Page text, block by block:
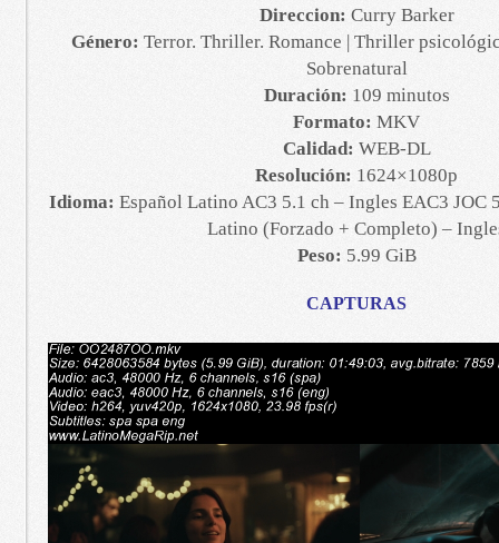
Direccion: Curry Barker
Género: Terror. Thriller. Romance | Thriller
Sobrenatural
Duración: 109 minutos
Formato: MKV
Calidad: WEB-DL
Resolución: 1624×1080p
Idioma: Español Latino AC3 5.1 ch – Ingles EAC3 JOC
Latino (Forzado + Completo) –
Peso: 5.99 GiB
CAPTURAS